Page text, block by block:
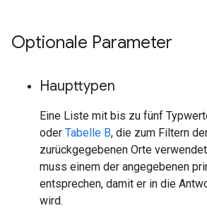
Optionale Parameter
Haupttypen
Eine Liste mit bis zu fünf
oder Tabelle B, die zum Filtern
zurückgegebenen Orte
muss einem der angegebenen
entsprechen, damit er in die
wird.